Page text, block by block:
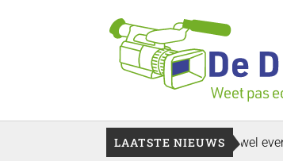
LAATSTE NIEUWS
bedrijfspand: ‘Dat zal ook nog wel even duren’